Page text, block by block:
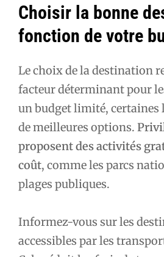
Choisir la bonne
fonction de votre
Le choix de la destination
facteur déterminant pour
un budget limité,
de meilleures options.
proposent des activités
coût, comme les parcs
plages publiques.
Informez-vous sur les
accessibles par les